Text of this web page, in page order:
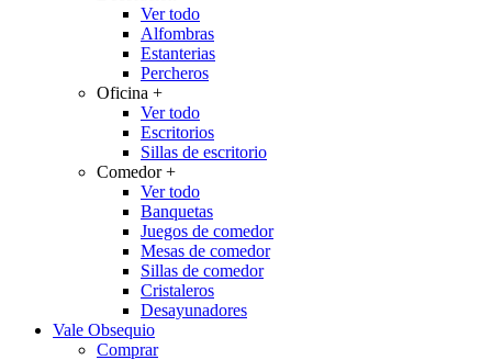
Ver todo
Alfombras
Estanterias
Percheros
Oficina +
Ver todo
Escritorios
Sillas de escritorio
Comedor+
Ver todo
Banquetas
Juegos de comedor
Mesas de comedor
Sillas de comedor
Cristaleros
Desayunadores
Vale Obsequio
Comprar